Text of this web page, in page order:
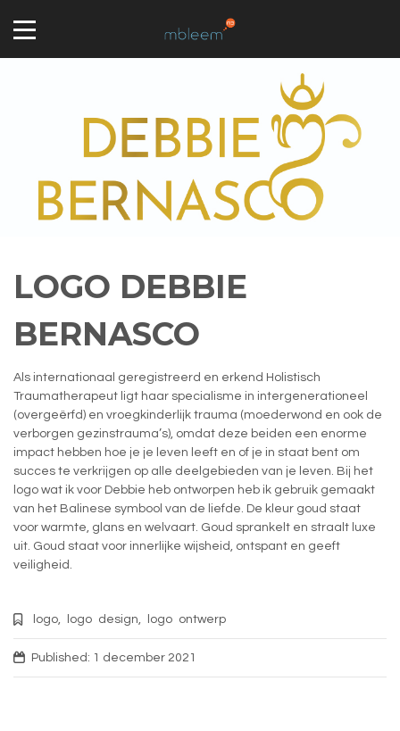
LOGO DEBBIE
BERNASCO
Als internationaal geregistreerd en erkend Holistisch
Traumatherapeut ligt haar specialisme in intergenerationeel
(overgeërfd) en vroegkinderlijk trauma (moederwond en ook de
verborgen gezinstrauma’s), omdat deze beiden een enorme
impact hebben hoe je je leven leeft en of je in staat bent om
succes te verkrijgen op alle deelgebieden van je leven. Bij het
logo wat ik voor Debbie heb ontworpen heb ik gebruik gemaakt
van het Balinese symbool van de liefde. De kleur goud staat
voor warmte, glans en welvaart. Goud sprankelt en straalt luxe
uit. Goud staat voor innerlijke wijsheid, ontspant en geeft
veiligheid.
logo, logo design, logo ontwerp
Published: 1 december 2021